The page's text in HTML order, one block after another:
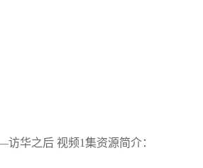
华之后 视频1集资源简介：